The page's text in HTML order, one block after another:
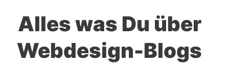
Alles was Du über
Webdesign-Blogs